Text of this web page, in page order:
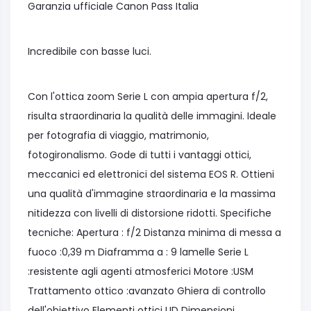
Garanzia ufficiale Canon Pass Italia
Incredibile con basse luci.
Con l'ottica zoom Serie L con ampia apertura f/2,
risulta straordinaria la qualità delle immagini. Ideale
per fotografia di viaggio, matrimonio,
fotogironalismo. Gode di tutti i vantaggi ottici,
meccanici ed elettronici del sistema EOS R. Ottieni
una qualità d'immagine straordinaria e la massima
nitidezza con livelli di distorsione ridotti. Specifiche
tecniche: Apertura : f/2 Distanza minima di messa a
fuoco :0,39 m Diaframma a : 9 lamelle Serie L
:resistente agli agenti atmosferici Motore :USM
Trattamento ottico :avanzato Ghiera di controllo